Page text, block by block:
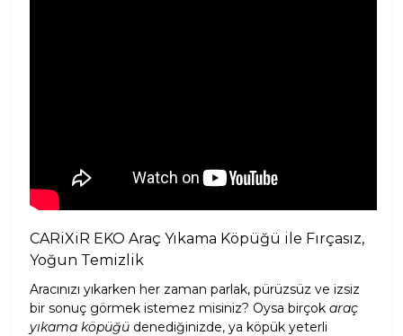
CARiXiR EKO Araç Yıkama Köpüğü ile Fırçasız,
Yoğun Temizlik
Aracınızı yıkarken her zaman parlak, pürüzsüz ve izsiz
bir sonuç görmek istemez misiniz? Oysa birçok araç
yıkama köpüğü denediğinizde, ya köpük yeterli